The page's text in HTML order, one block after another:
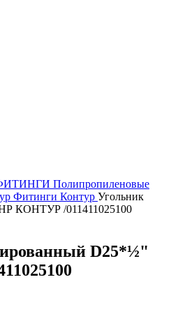
Полипропиленовые
Фитинги Контур Угольник
КОНТУР /011411025100
D25*½"